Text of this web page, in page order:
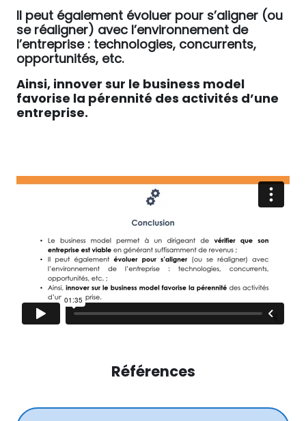
Il peut également évoluer pour s’aligner (ou
se réaligner) avec l’environnement de
l’entreprise : technologies, concurrents,
opportunités, etc.
Ainsi, innover sur le business model
favorise la pérennité des activités d’une
entreprise.
Références